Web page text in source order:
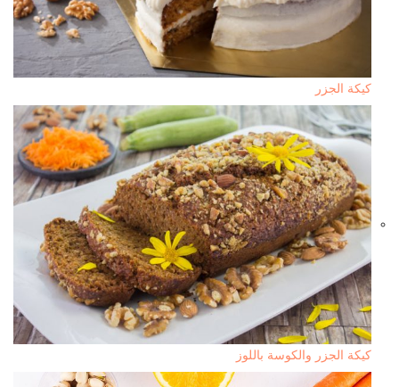
كيكة الجزر
كيكة الجزر والكوسة باللوز